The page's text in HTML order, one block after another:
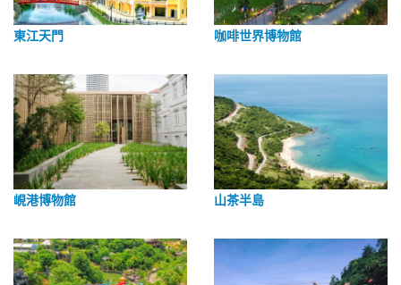
東江天門 咖啡世界博物館
峴港博物館 山茶半島